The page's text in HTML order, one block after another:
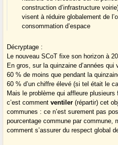
construction d’infrastructure
visent à réduire globalement de
consommation d’espace
Décryptage :
Le nouveau SCoT fixe son horizon à
En gros, sur la quinzaine d’années qui
60 % de moins que pendant la
60 % d’un chiffre élevé (si tel était le
Mais le problème qui affleure plusieurs
c’est commentventiler (répartir) cet
communes : ce n’est surement pas
pourcentage commune par commune,
comment s’assurer du respect global